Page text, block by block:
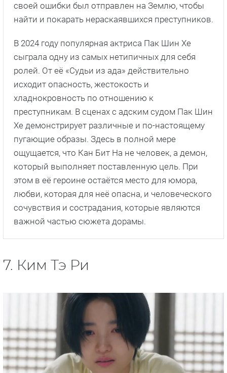
своей ошибки был отправлен на Землю, чтобы
найти и покарать нераскаявшихся преступников.
В 2024 году популярная актриса Пак Шин Хе
сыграла одну из самых нетипичных для себя
ролей. От её «Судьи из ада» действительно
исходит опасность, жестокость и
хладнокровность по отношению к
преступникам. В сценах с адским судом Пак Шин
Хе демонстрирует различные и по-настоящему
пугающие образы. Здесь в полной мере
ощущается, что Кан Бит На не человек, а демон,
который выполняет поставленную цель. При
этом в её героине остаётся место для юмора,
любви, которая для неё опасна, и человеческого
сочувствия и сострадания, которые являются
важной частью сюжета дорамы.
7. Ким Тэ Ри